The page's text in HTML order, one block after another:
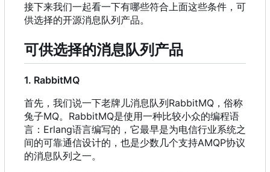
接下来我们一起看一下有哪些符合上面这些条件，可
供选择的开源消息队列产品。
可供选择的消息队列产品
1. RabbitMQ
首先 ， 我们说一下老牌儿消息队列RabbitMQ ， 俗称
兔子MQ。RabbitMQ是使用一种比较小众的编程语
言 ： Erlang语言编写的 ， 它最早是为电信行业系统之
间的可靠通信设计的 ， 也是少数几个支持AMQP协议
的消息队列之一。